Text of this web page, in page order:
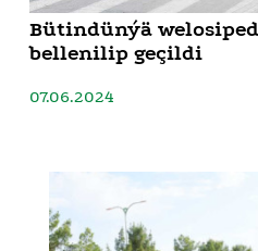
Bütindünýä
bellenilip geçildi
07.06.2024